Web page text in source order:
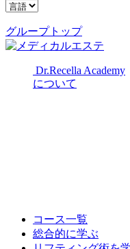
グループトップ
Dr.Recella Academy
について
コース一覧
総合的に学ぶ